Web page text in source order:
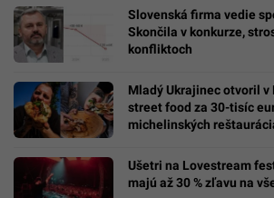
Slovenská firma vedie
Skončila v konkurze,
konfliktoch
Mladý Ukrajinec otvoril v
street food za 30-tisíc
michelinských
Ušetri na Lovestream
majú až 30 % zľavu na